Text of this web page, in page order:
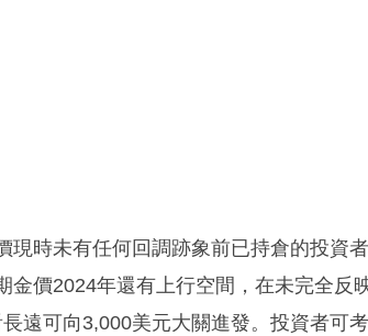
現時未有任何回調跡象前已持倉的投資
金價2024年還有上行空間，在未完全反
遠可向3,000美元大關進發。投資者可